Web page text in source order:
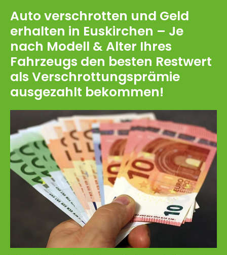
Auto verschrotten und Geld
erhalten in Euskirchen – Je
nach Modell & Alter Ihres
Fahrzeugs den besten Restwert
als Verschrottungsprämie
ausgezahlt bekommen!